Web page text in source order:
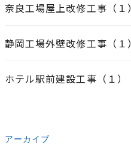
奈良工場屋上改修工事（１）
静岡工場外壁改修工事（１）
ホテル駅前建設工事（１）
アーカイブ